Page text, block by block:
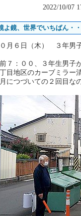
2022/10/07
よ鏡、世界でいちばん・
０月６日（木） ３年男
７：００、３年生男子
目地区のカーブミラー
月につづいての２回目な